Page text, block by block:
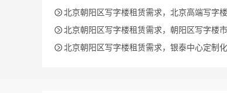
 北京朝阳区写字楼租赁需求，北京高端写字楼租金回归理性，银
 北京朝阳区写字楼租赁需求，朝阳区写字楼市场现“内循环”，银泰
 北京朝阳区写字楼租赁需求，银泰中心定制化精装交付，